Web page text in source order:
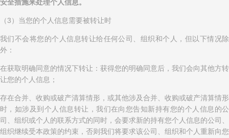
安全措施来处理个人信息。
（3）当您的个人信息需要被转让时
我们不会将您的个人信息转让给任何公司、组织和个人，但以下情况除
外：
在获取明确同意的情况下转让：获得您的明确同意后，我们会向其他方转
让您的个人信息；
存在合并、收购或破产清算情形，或其他涉及合并、收购或破产清算情形
时，如涉及到个人信息转让，我们在向您告知新持有您的个人信息的公
司、组织或个人的联系方式的同时，会要求新的持有您个人信息的公司、
组织继续受本政策的约束，否则我们将要求该公司、组织和个人重新向您